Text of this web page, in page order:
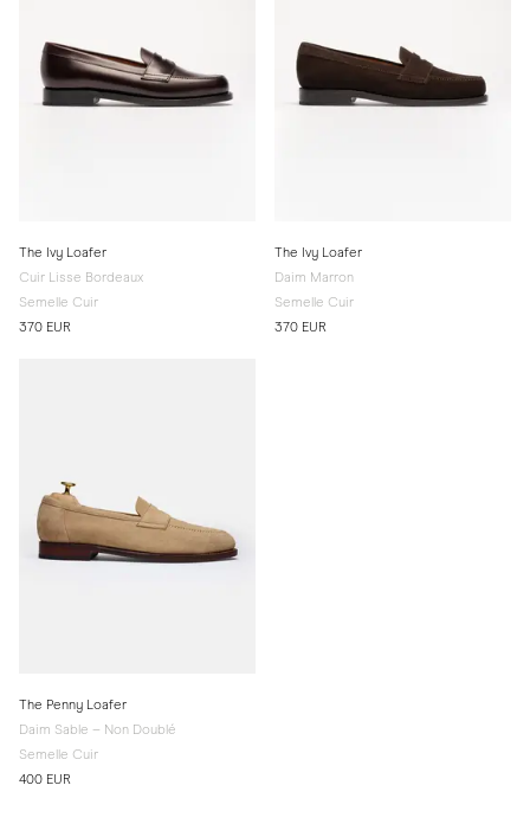
The Ivy Loafer
Cuir Lisse Bordeaux
Semelle Cuir
370 EUR
The Ivy Loafer
Daim Marron
Semelle Cuir
370 EUR
The Penny Loafer
Daim Sable – Non Doublé
Semelle Cuir
400 EUR